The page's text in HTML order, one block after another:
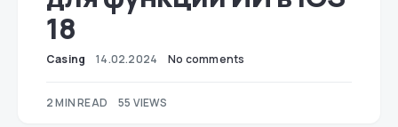
18
Casing 14.02.2024 No comments
2 MIN READ 55 VIEWS